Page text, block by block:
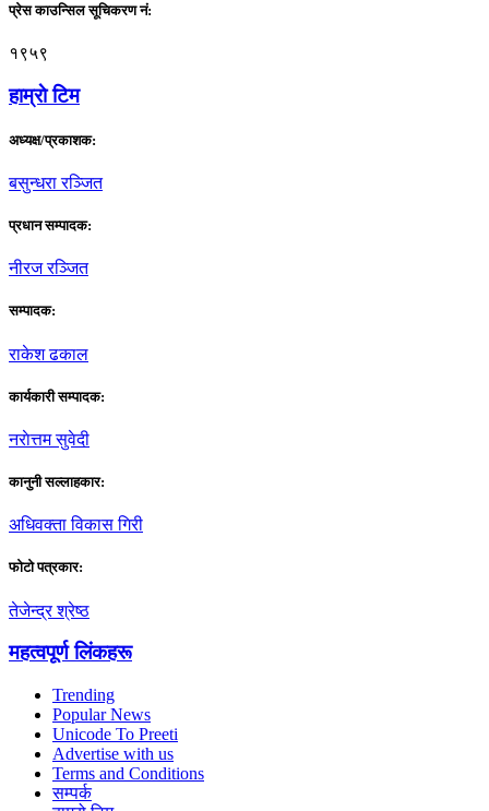
प्रेस काउन्सिल सूचिकरण नं:
१९५९
हाम्राे टिम
अध्यक्ष/प्रकाशक:
बसुन्धरा रञ्जित
प्रधान सम्पादक:
नीरज रञ्जित
सम्पादक:
राकेश ढकाल
कार्यकारी सम्पादक:
नराेत्तम सुवेदी
कानुनी सल्लाहकार:
अधिवक्ता विकास गिरी
फाेटाे पत्रकार:
तेजेन्द्र श्रेष्ठ
महत्वपूर्ण लिंकहरू
Trending
Popular News
Unicode To Preeti
Advertise with us
Terms and Conditions
सम्पर्क